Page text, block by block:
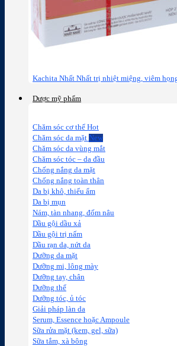
Kachita Nhất Nhất trị nhiệt miệng, viêm
Dược mỹ phẩm
Chăm sóc cơ thể
Chăm sóc da mặt
Chăm sóc da vùng mắt
Chăm sóc tóc – da đầu
Chống nắng da mặt
Chống nắng toàn thân
Da bị khô, thiếu ẩm
Da bị mụn
Nám, tàn nhang, đốm nâu
Dầu gội dầu xả
Dầu gội trị nấm
Dầu rạn da, nứt da
Dưỡng da mặt
Dưỡng mi, lông mày
Dưỡng tay, chân
Dưỡng thể
Dưỡng tóc, ủ tóc
Giải pháp làn da
Serum, Essence hoặc Ampoule
Sữa rửa mặt (kem, gel, sữa)
Sữa tắm, xà bông